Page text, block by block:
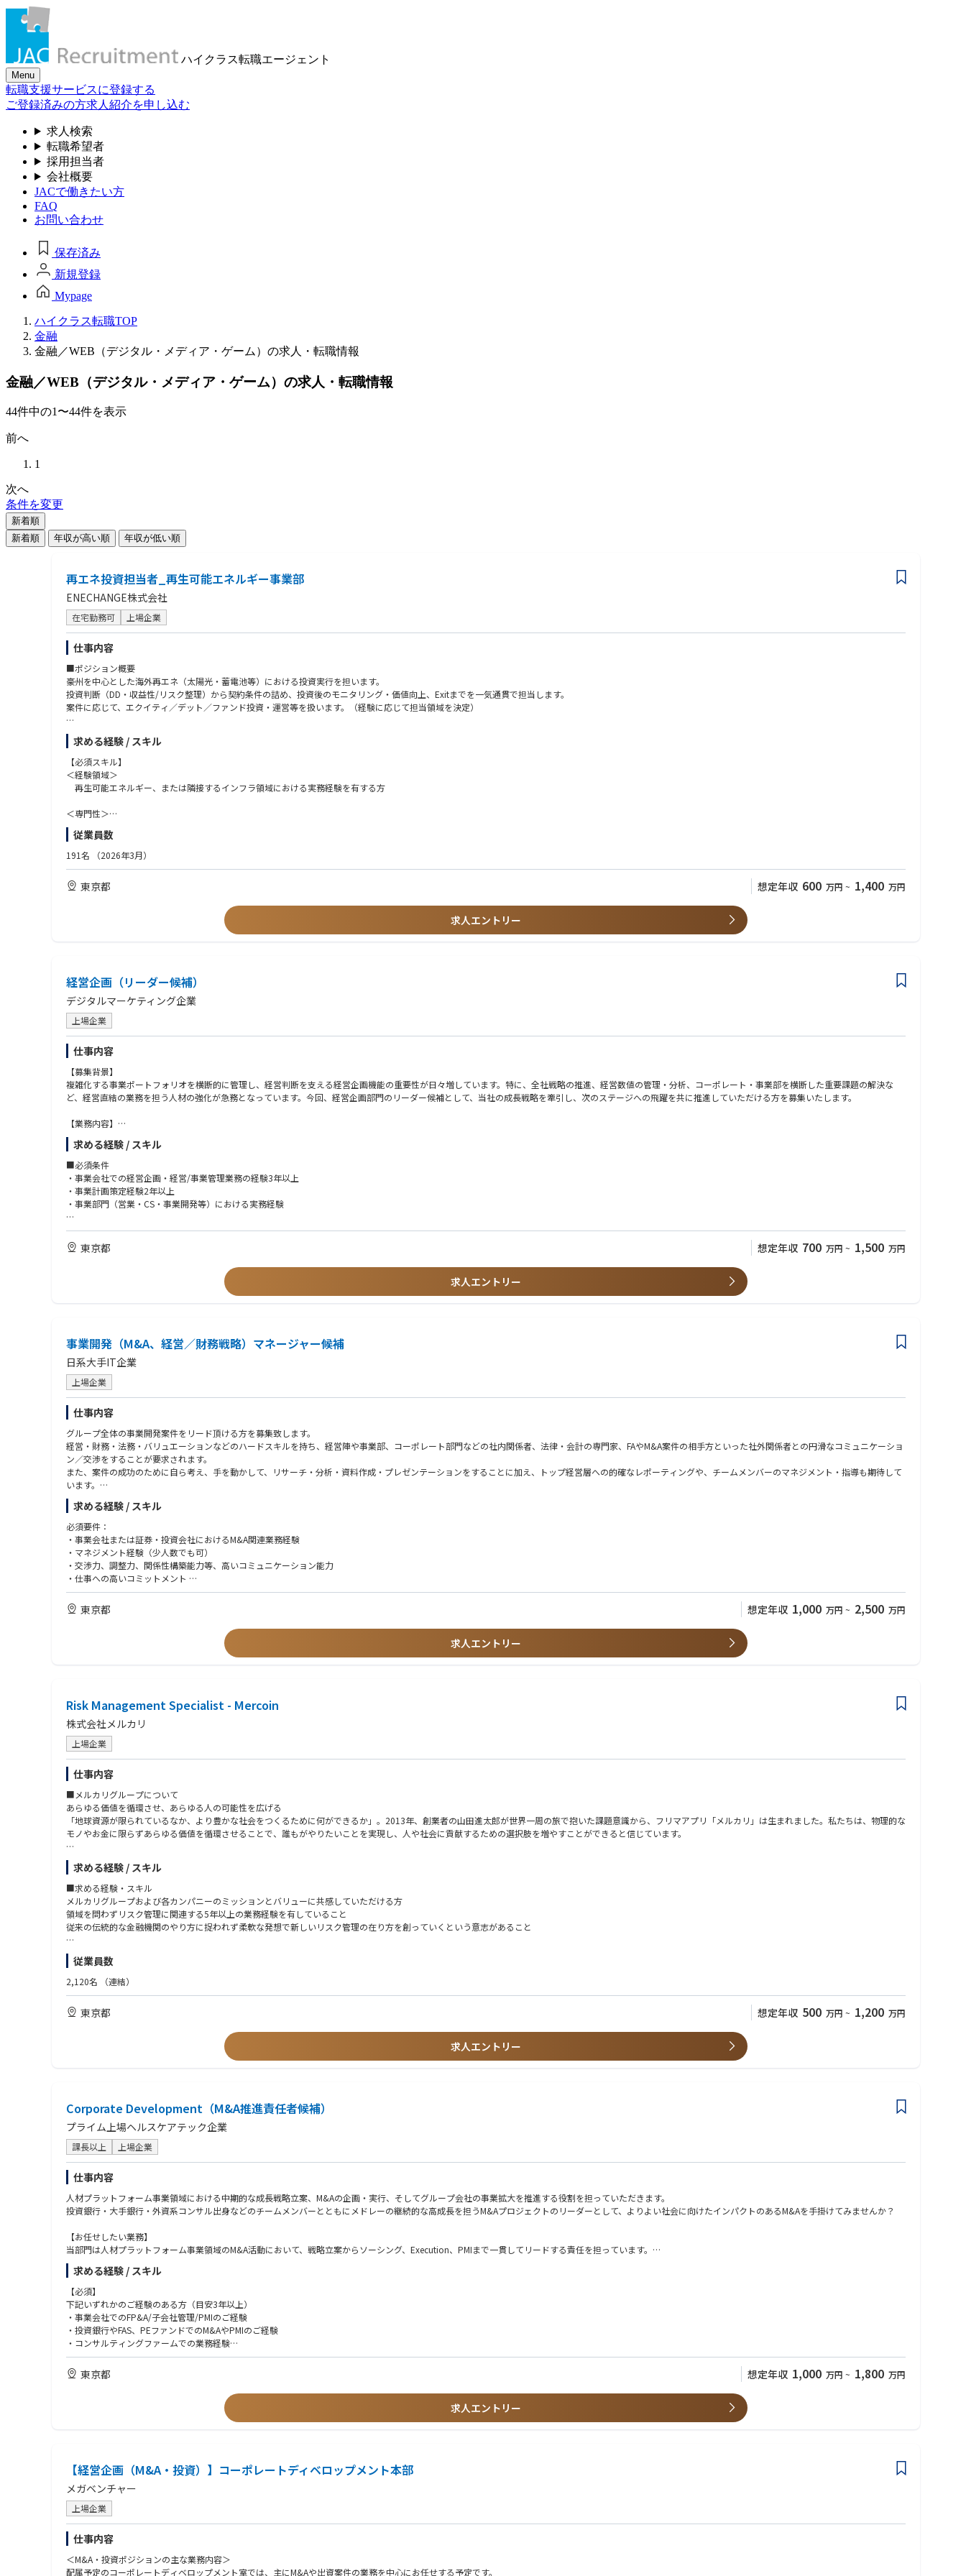
ハイクラス転職エージェント
Menu
転職支援サービスに登録する
ご登録済みの方求人紹介を申し込む
求人検索
転職希望者
採用担当者
会社概要
JACで働きたい方
FAQ
お問い合わせ
保存済み
新規登録
Mypage
ハイクラス転職TOP
金融
金融／WEB（デジタル・メディア・ゲーム）の求人・転職情報
金融／WEB（デジタル・メディア・ゲーム）の求人・転職情報
44件中の1〜44件を表示
前へ
1
次へ
条件を変更
新着順
新着順
年収が高い順 年収が低い順
再エネ投資担当者_再生可能エネルギー事業部
ENECHANGE株式会社
在宅勤務可 上場企業
仕事内容
■ポジション概要
豪州を中心とした海外再エネ（太陽光・蓄電池等）における投資実行を担います。
投資判断（DD・収益性/リスク整理）から契約条件の詰め、投資後のモニタリング・価値向上、Exitまでを一気通貫で担当します。
案件に応じて、エクイティ／デット／ファンド投資・運営等を扱います。（経験に応じて担当領域を決定）
■事業背景
豪州は電力市場の自由化・再エネ導入が進んでおり、日本の電力市場が今後直面する課題や事業機会の知見を得られる市場として注目しています。
また、当社は豪州において太陽光発電プロジェクトの支援実績（2025年8月時点で豪州国内7件）を有し、
制度確認、協業先調査、DD、財務モデル構築、契約交渉の助言等を通じて、投資実行・建設フェーズ移行を支援してきました。
会社として当事業を拡大する方針において、投資実行・運用体制を強化するため、投資担当者を募集します。
■業務内容
・DDの設計／論点整理、投資判断資料の作成
・PPA／EPC等の契約論点整理・条件調整（外部専門家マネジメント含む）
・会計・税務・ストラクチャー論点の整理
＜海外再エネ 投資後（AM・価値向上・Exit）＞
・改善施策の検討・推進、売却支援（Exit）
■働く環境・チーム
・チーム：日本3名／海外5名
・英語：週3〜4回、海外メンバー（非ネイティブ中心）と英語で協働
・働き方：フルリモート可
・出社：首都圏在住で週1程度出社可能な方歓迎
■このポジションで得られるもの
・海外再エネ投資の実務経験（投資実行〜AM〜Exitまで）
・契約（PPA/EPC等）・会計税務・ファイナンス・法務を横断した専門性
・少人数チームでの裁量ある働き方
・ファンド運営/新ファンド立ち上げに関与できる可能性
求める経験 / スキル
【必須スキル】
＜経験領域＞
再生可能エネルギー、または隣接するインフラ領域における実務経験を有する方
＜専門性＞
以下「4つの専門性」のうち、いずれか1つの実務経験を有する方
1．会計 税務 ファイナンス（投資判断／収支分析／会計・税務論点整理 等）
2．法律（会社法／M&A等の買収関連／契約レビュー・交渉 等）
4．太陽光・再生可能エネルギーの海外投資オペレーション（投資実行手続き／期中管理／レポーティング 等）
英語でのディスカッション内容を理解し、業務コミュニケーションができること
・PPA／EPC／O&M 等の契約論点整理・交渉、外部専門家マネジメント
・財務モデリング（キャッシュフローモデル）
・再エネ／インフラのアセットマネジメント、期中モニタリング・バリューアップ
・M&A／ストラクチャリング経験
従業員数
191名 （2026年3月）
東京都 想定年収 600 万円 ~ 1,400 万円
求人エントリー
経営企画（リーダー候補）
デジタルマーケティング企業
上場企業
仕事内容
【募集背景】
複雑化する事業ポートフォリオを横断的に管理し、経営判断を支える経営企画機能の重要性が日々増しています。特に、全社戦略の推進、経営数値の管理・分析、コーポレート・事業部を横断した重要課題の解決な
ど、経営直結の業務を担う人材の強化が急務となっています。今回、経営企画部門のリーダー候補として、当社の成長戦略を牽引し、次のステージへの飛躍を共に推進していただける方を募集いたします。
【業務内容】
経営戦略の実行から経営管理の仕組み作りまで、企業価値向上のために手段を問わず実行いただきます。当社の経営企画は「事業成長にコミットする」方針であり、会社の成長にダイレクトに関与できるポジションで
す。本ポジションは、複数事業・上場企業のコーポレートを横断して経営管理を担う少数精鋭のチームで、代表と至近距離で働きながら大きな裁量を持ってプロジェクトを推進していただきます。上場会社でありなが
ら、ベンチャーのようなスピード感の中で、実際に手を動かして会社を動かしたい方に最適な環境です。
【具体的な業務内容】
・中長期経営戦略・年度計画の立案・推進
・経営会議・取締役会の運営・資料作成
・事業部横断での予算管理・業績管理の仕組み構築・運用
・投資家・金融機関向け資料（IR資料等）の作成支援
・社内横断プロジェクトの企画・推進・進捗管理
・全社KPI・予算管理の設計・運用経験
・経営陣と密接に連携した意思決定支援の実務経験
・事業部横断プロジェクトのリード・推進経験
志向性に応じて、以下業務のご経験も積める環境です
・IR・ファイナンス領域を含む幅広い経営管理実務の習得
・M&A・アライアンスなど多様な成長戦略への関与経験
求める経験 / スキル
■必須条件
・事業会社での経営企画・経営/事業管理業務の経験3年以上
・事業計画策定経験2年以上
・事業部門（営業・CS・事業開発等）における実務経験
■歓迎条件
・IT企業やベンチャー企業などスピード感のある企業でのご経験
・財務・会計の実務経験
・リスクマネジメント体制の運用構築経験
東京都 想定年収 700 万円 ~ 1,500 万円
求人エントリー
事業開発（M&A、経営／財務戦略）マネージャー候補
日系大手IT企業
上場企業
仕事内容
グループ全体の事業開発案件をリード頂ける方を募集致します。
経営・財務・法務・バリュエーションなどのハードスキルを持ち、経営陣や事業部、コーポレート部門などの社内関係者、法律・会計の専門家、FAやM&A案件の相手方といった社外関係者との円滑なコミュニケーショ
ン／交渉をすることが要求されます。
また、案件の成功のために自ら考え、手を動かして、リサーチ・分析・資料作成・プレゼンテーションをすることに加え、トップ経営層への的確なレポーティングや、チームメンバーのマネジメント・指導も期待して
います。
グループがいま、大きな挑戦をする中で、経営の枢軸を担う大変重要な部署です。組織と共に自分自身を大きく成長させたい、前向きな、熱い心を持った方にベストなポジションです。
今回の募集は将来的に本組織をリード頂く可能性を持った、幹部候補の募集です。
求める経験 / スキル
必須要件：
・事業会社または証券・投資会社におけるM&A関連業務経験
・マネジメント経験（少人数でも可）
・交渉力、調整力、関係性構築能力等、高いコミュニケーション能力
・仕事への高いコミットメント
・日本語（ネイティブレベル）、英語（コミュニケーション／交渉が可能なレベル以上）
歓迎要件：
東京都 想定年収 1,000 万円 ~ 2,500 万円
求人エントリー
Risk Management Specialist - Mercoin
株式会社メルカリ
上場企業
仕事内容
■メルカリグループについて
あらゆる価値を循環させ、あらゆる人の可能性を広げる
「地球資源が限られているなか、より豊かな社会をつくるために何ができるか」。2013年、創業者の山田進太郎が世界一周の旅で抱いた課題意識から、フリマアプリ「メルカリ」は生まれました。私たちは、物理的な
モノやお金に限らずあらゆる価値を循環させることで、誰もがやりたいことを実現し、人や社会に貢献するための選択肢を増やすことができると信じています。
■組織・チームのミッション
リスクマネジメントチームは、メルカリグループ内で暗号資産関連サービスを提供している「メルコイン」に係る各事業固有のリスク管理のほか、全社的な統合リスク管理（ERM）を行っているチームです。これまで
になかった新たな金融サービスを展開していくメルコインにおいては、伝統的リスク管理の手法をベースにしながらも臨機応変・柔軟に思考し、メルコインにフィットする新たなリスク管理の在り方を考え実践してい
くことが求められます。前例や過去の正解を疑い、大胆にチャレンジするためのリスクマネジメントを一緒に考え、創っていきましょう。
メルカリのミッション・バリューについての詳細はをご覧ください
■業務内容
リスク管理方針の企画・立案
リスク管理に係る体制・規程の構築及び会議体運営
リスク低減策に関するモニタリング
求める経験 / スキル
■求める経験・スキル
メルカリグループおよび各カンパニーのミッションとバリューに共感していただける方
領域を問わずリスク管理に関連する5年以上の業務経験を有していること
従来の伝統的な金融機関のやり方に捉われず柔軟な発想で新しいリスク管理の在り方を創っていくという意志があること
■歓迎する経験・スキル
全社的な統合リスク管理（ERM）の経験
Fintech企業、ベンチャー企業でのリスク管理業務経験
■語学力
従業員数
2,120名 （連結）
東京都 想定年収 500 万円 ~ 1,200 万円
求人エントリー
Corporate Development（M&A推進責任者候補）
プライム上場ヘルスケアテック企業
課長以上 上場企業
仕事内容
人材プラットフォーム事業領域における中期的な成長戦略立案、M&Aの企画・実行、そしてグループ会社の事業拡大を推進する役割を担っていただきます。
投資銀行・大手銀行・外資系コンサル出身などのチームメンバーとともにメドレーの継続的な高成長を担うM&Aプロジェクトのリーダーとして、よりよい社会に向けたインパクトのあるM&Aを手掛けてみませんか？
【お任せしたい業務】
当部門は人材プラットフォーム事業領域のM&A活動において、戦略立案からソーシング、Execution、PMIまで一貫してリードする責任を担っています。
（M&A対象領域人材プラットフォーム事業、新規領域、海外領域など多岐に渡ります）
▽成長戦略の企画立案・ソーシング
・M&A戦略及び出資戦略の立案、 M&A対象企業の探索、提案ストーリー立案、アプローチ 等
▽Execution
・企業価値算定、デューディリジェンス 、契約書の作成、条件交渉 等
▽PMI (Post Merger Integration)
求める経験 / スキル
【必須】
下記いずれかのご経験のある方（目安3年以上）
・事業会社でのFP&A/子会社管理/PMIのご経験
・投資銀行やFAS、PEファンドでのM&AやPMIのご経験
・コンサルティングファームでの業務経験
・スタートアップのCFOのご経験
・監査法人や弁護士事務所等のプロフェッショナルファームでのご経験
・ビジネスレベルの英語力（下記のいずれかをお持ちであること、あるいは下記に準ずる英語力）
・英語での業務使用経験（メール・会議への参加両方）
・100名以上の会社の経営企画部・財務部でのFP&Aの実務経験
・戦略コンサルティングの経験
・PEファンドでの投資・PMI経験
東京都 想定年収 1,000 万円 ~ 1,800 万円
求人エントリー
【経営企画（M&A・投資）】コーポレートディベロップメント本部
メガベンチャー
上場企業
仕事内容
＜M&A・投資ポジションの主な業務内容＞
配属予定のコーポレートディベロップメント室では、主にM&Aや出資案件の業務を中心にお任せする予定です。